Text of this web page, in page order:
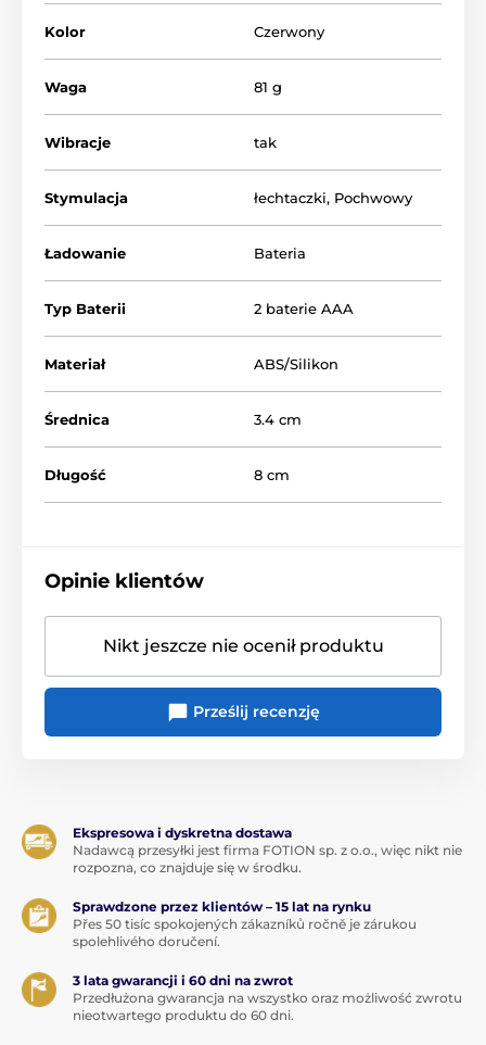
Kolor Czerwony
Waga 81 g
Wibracje tak
Stymulacja łechtaczki, Pochwowy
Ładowanie Bateria
Typ Baterii 2 baterie AAA
Materiał ABS/Silikon
Średnica 3.4 cm
Długość 8 cm
Opinie klientów
Nikt jeszcze nie ocenił produktu
Prześlij recenzję
Ekspresowa i dyskretna dostawa
Nadawcą przesyłki jest firma FOTION sp. z o.o., więc nikt nie
rozpozna, co znajduje się w środku.
Sprawdzone przez klientów – 15 lat na rynku
Přes 50 tisíc spokojených zákazníků ročně je zárukou
spolehlivého doručení.
3 lata gwarancji i 60 dni na zwrot
Przedłużona gwarancja na wszystko oraz możliwość zwrotu
nieotwartego produktu do 60 dni.